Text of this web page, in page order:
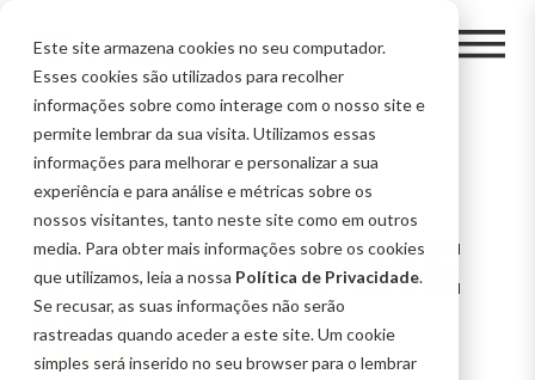
Este site armazena cookies no seu computador.
Esses cookies são utilizados para recolher
informações sobre como interage com o nosso site e
permite lembrar da sua visita. Utilizamos essas
informações para melhorar e personalizar a sua
experiência e para análise e métricas sobre os
nossos visitantes, tanto neste site como em outros
media. Para obter mais informações sobre os cookies
que utilizamos, leia a nossa Política de Privacidade.
Se recusar, as suas informações não serão
rastreadas quando aceder a este site. Um cookie
simples será inserido no seu browser para o lembrar
WEB
DEVELOPME
NT